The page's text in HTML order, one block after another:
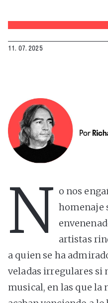
11. 07. 2025
N o nos
homenaje
artistas
a quien se ha
veladas irregulares si
musical, en las que la